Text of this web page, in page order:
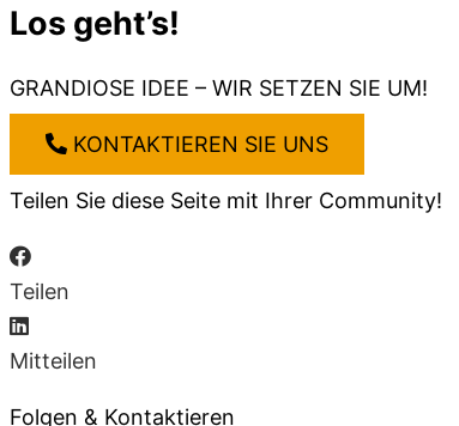
Los geht’s!
GRANDIOSE IDEE – WIR SETZEN SIE UM!
KONTAKTIEREN SIE UNS
Teilen Sie diese Seite mit Ihrer Community!
Teilen
Mitteilen
Folgen & Kontaktieren